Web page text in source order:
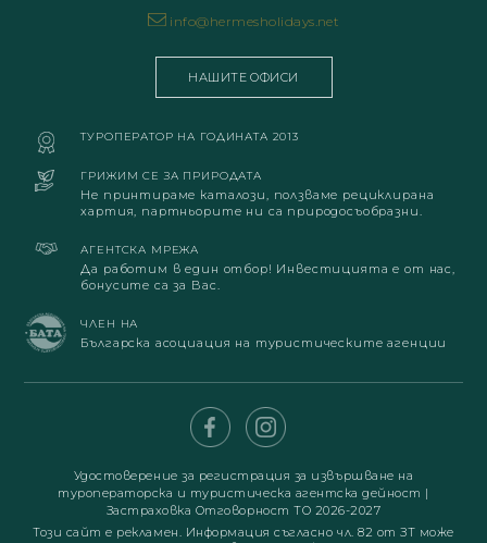
info@hermesholidays.net
НАШИТЕ ОФИСИ
ТУРОПЕРАТОР НА ГОДИНАТА 2013
ГРИЖИМ СЕ ЗА ПРИРОДАТА
Не принтираме каталози, ползваме рециклирана
хартия, партньорите ни са природосъобразни.
АГЕНТСКА МРЕЖА
Да работим в един отбор! Инвестицията е от нас,
бонусите са за Вас.
ЧЛЕН НА
Българска асоциация на туристическите агенции
Удостоверение за регистрация за извършване на
туроператорска и туристическа агентска дейност |
Застраховка Отговорност ТО 2026-2027
Този сайт е рекламен. Информация съгласно чл. 82 от ЗТ може